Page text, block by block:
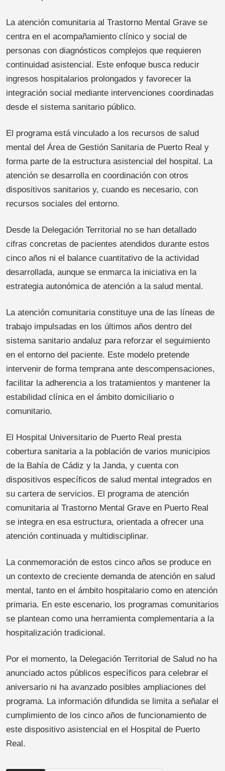
La atención comunitaria al Trastorno Mental Grave se
centra en el acompañamiento clínico y social de
personas con diagnósticos complejos que requieren
continuidad asistencial. Este enfoque busca reducir
ingresos hospitalarios prolongados y favorecer la
integración social mediante intervenciones coordinadas
desde el sistema sanitario público.
El programa está vinculado a los recursos de salud
mental del Área de Gestión Sanitaria de Puerto Real y
forma parte de la estructura asistencial del hospital. La
atención se desarrolla en coordinación con otros
dispositivos sanitarios y, cuando es necesario, con
recursos sociales del entorno.
Desde la Delegación Territorial no se han detallado
cifras concretas de pacientes atendidos durante estos
cinco años ni el balance cuantitativo de la actividad
desarrollada, aunque se enmarca la iniciativa en la
estrategia autonómica de atención a la salud mental.
La atención comunitaria constituye una de las líneas de
trabajo impulsadas en los últimos años dentro del
sistema sanitario andaluz para reforzar el seguimiento
en el entorno del paciente. Este modelo pretende
intervenir de forma temprana ante descompensaciones,
facilitar la adherencia a los tratamientos y mantener la
estabilidad clínica en el ámbito domiciliario o
comunitario.
El Hospital Universitario de Puerto Real presta
cobertura sanitaria a la población de varios municipios
de la Bahía de Cádiz y la Janda, y cuenta con
dispositivos específicos de salud mental integrados en
su cartera de servicios. El programa de atención
comunitaria al Trastorno Mental Grave en Puerto Real
se integra en esa estructura, orientada a ofrecer una
atención continuada y multidisciplinar.
La conmemoración de estos cinco años se produce en
un contexto de creciente demanda de atención en salud
mental, tanto en el ámbito hospitalario como en atención
primaria. En este escenario, los programas comunitarios
se plantean como una herramienta complementaria a la
hospitalización tradicional.
Por el momento, la Delegación Territorial de Salud no ha
anunciado actos públicos específicos para celebrar el
aniversario ni ha avanzado posibles ampliaciones del
programa. La información difundida se limita a señalar el
cumplimiento de los cinco años de funcionamiento de
este dispositivo asistencial en el Hospital de Puerto
Real.